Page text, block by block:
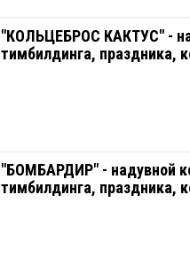
"КОЛЬЦЕБРОС КАКТУС" -
тимбилдинга, праздника,
"БОМБАРДИР" - надувной
тимбилдинга, праздника,